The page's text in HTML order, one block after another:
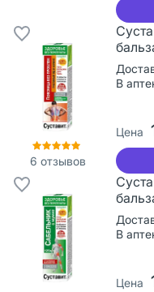
6 отзывов
В
Цена
В
Цена